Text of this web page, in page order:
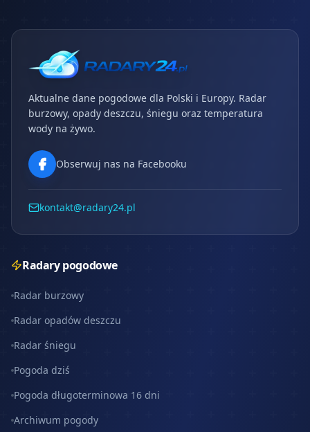
Aktualne dane pogodowe dla Polski i Europy. Radar
burzowy, opady deszczu, śniegu oraz temperatura
wody na żywo.
Obserwuj nas na Facebooku
kontakt@radary24.pl
Radary pogodowe
Radar burzowy
Radar opadów deszczu
Radar śniegu
Pogoda dziś
Pogoda długoterminowa 16 dni
Archiwum pogody